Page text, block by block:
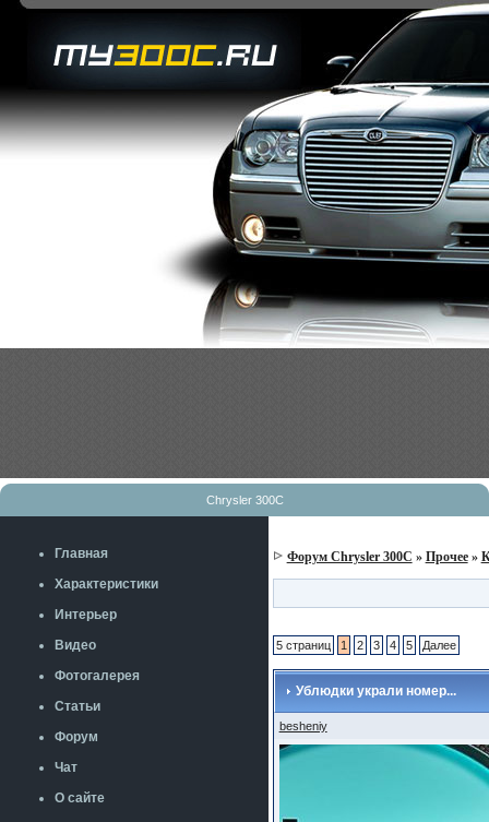
Chrysler 300C
Главная
Характеристики
Интерьер
Видео
Фотогалерея
Статьи
Форум
Чат
О сайте
Форум Chrysler 300C » Прочее»
5 страниц 1 2 3 4 5 Далее
Ублюдки украли номер...
besheniy